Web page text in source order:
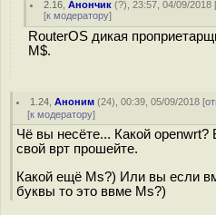
2.16 ,Анончик (?), 23:57, 04/09/2018
[к модератору]
RouterOS дикая
M$.
1.24 ,Аноним (24), 00:39, 05/09/2018 [
[к модератору]
Чё вы несёте... Какой
свой врт прошейте.
Какой ещё Ms?) Или вы если
буквы то это ввме Ms?)